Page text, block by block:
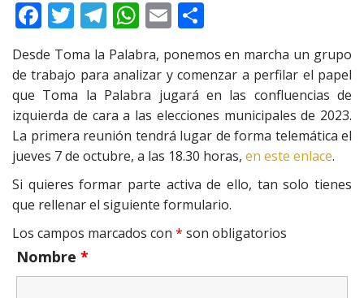
F
ac
e
b
o
o
k
T
itt
er
T
el
e
gr
a
m
W
at
s
A
p
p
E
ai
l
m
p
ar
ti
r
Desde Toma la Palabra, ponemos en marcha un grupo
de trabajo para analizar y comenzar a perfilar el papel
que Toma la Palabra jugará en las confluencias de
izquierda de cara a las elecciones municipales de 2023.
La primera reunión tendrá lugar de forma telemática el
jueves 7 de octubre, a las 18.30 horas, en este enlace.
Si quieres formar parte activa de ello, tan solo tienes
que rellenar el siguiente formulario.
Los campos marcados con * son obligatorios
Nombre *